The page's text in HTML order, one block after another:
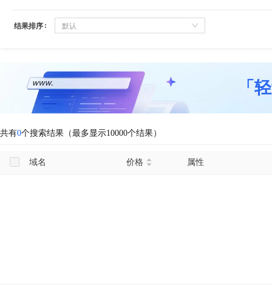
结果排序 默认
「
共有0个搜索结果（最多显示10000个结果）
域名 价格 属性